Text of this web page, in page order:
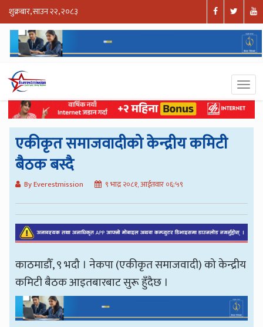
शुक्रबार, साउन २२, २०८३
एकीकृत समाजवादीको केन्द्रीय कमिटी
बैठक बस्दै
By Everestmission ९ भाद्र २०८१, आईतवार ०६:५९
काठमाडौँ, ९ भदौ । नेकपा (एकीकृत समाजवादी) को केन्द्रीय
कमिटी बैठक आइतबारबाट सुरू हुँदैछ ।